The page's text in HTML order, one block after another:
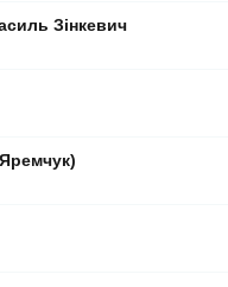
Зінкевич